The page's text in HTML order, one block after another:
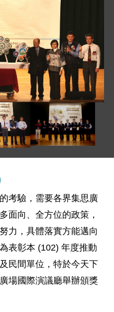
連結
本頁
考驗，需要各界集思廣
面向、全方位的政策，
力，具體落實方能邁向
表彰本 (102) 年度推動
民間單位，特於今天下
場國際演議廳舉辦頒獎